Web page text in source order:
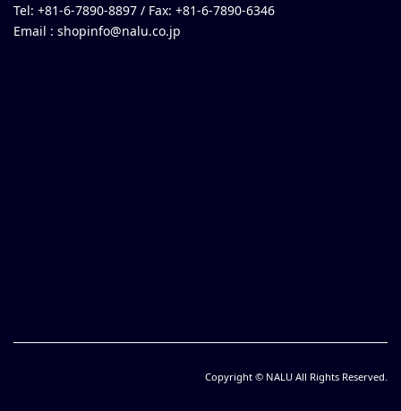
Tel: +81-6-7890-8897 / Fax: +81-6-7890-6346
Email : shopinfo@nalu.co.jp
Copyright © NALU All Rights Reserved.